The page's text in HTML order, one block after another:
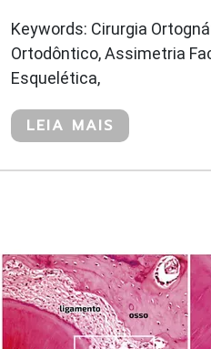
Keywords: Cirurgia
Ortodôntico, Assimetria
Esquelética,
LEIA MAIS